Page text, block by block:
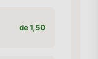
de 1,50